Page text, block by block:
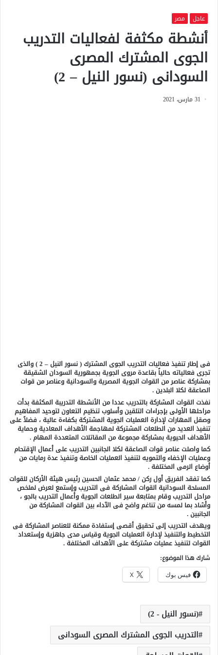
عاجل مصر
أنشطة مكثفة لفعاليات التدريب
الجوى المشترك المصرى
السودانى (نسور النيل – 2)
31 مارس، 2021
فى إطار تنفيذ فعاليات التدريب الجوى المشترك ( نسور النيل – 2 ) والذى
تجرى فعالياته حالياً بقاعدة مروى الجوية بجمهورية السودان الشقيقة
بمشاركة عناصر من القوات الجوية المصرية والسودانية وعناصر من قوات
الصاعقة لكلا البلدين .
نفذت القوات المشاركة بالتدريب عددا من الأنشطة التدريبة المكثفة بدأت
مراحلها الأولى بإجراءات التلقين وأسلوب تنظيم التعاون لتوحيد المفاهيم
وصقل المهارات لإدارة العمليات الجوية المشتركة بكفاءة عالية ، فضلاً على
تنفيذ العديد من الطلعات المشتركة لمهاجمة الأهداف المعادية وحماية
الأهداف الحيوية بمشاركة مجموعة من المقاتلات المتعددة المهام .
كما واصلت عناصر قوات الصاعقة لكلا الجانبين التدريب على أعمال الإقتحام
وعمليات الإخفاء والتمويه لتنفيذ العمليات الخاصة وتنفيذ عدة رمايات من
أوضاع الرمى المختلفة .
كما تفقد الفريق أول ركن / محمد عثمان الحسين رئيس هيئة الأركان للقوات
المسلحة السودانية القوات المشاركة فى التدريب وإستمع لعرض لملخص
مراحل التدريب وقام بمتابعة سير الطلعات الجوية وأعمال التدريب بالجو ،
وأشاد بما لمسه من تناغم واضح فى الآداء بين القوات المشاركة من
الجانبين .
ويهدف التدريب إلى تحقيق أقصى إستفادة ممكنة للعناصر المشاركة فى
التخطيط والتنفيذ لإدارة العمليات الجوية وقياس مدى جاهزية وإستعداد
القوات لتنفيذ عمليات مشتركة على الأهداف المختلفة .
شارك هذا الموضوع:
فيس بوك X
(نسور النيل - 2)
التدريب الجوى المشترك المصرى السودانى